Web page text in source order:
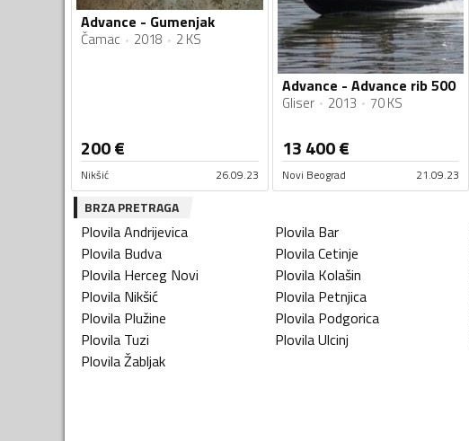
Advance - Gumenjak
Čamac 2018 2 KS
200€
Nikšić 26.09.23
Advance - Advance rib 500
Gliser 2013 70 KS
13 400€
Novi Beograd 21.09.23
BRZA PRETRAGA
PlovilaAndrijevica Plovila Bar
Plovila Budva PlovilaCetinje
Plovila Herceg Novi Plovila Kolašin
Plovila Nikšić Plovila Petnjica
Plovila Plužine Plovila Podgorica
Plovila Tuzi PlovilaUlcinj
PlovilaŽabljak